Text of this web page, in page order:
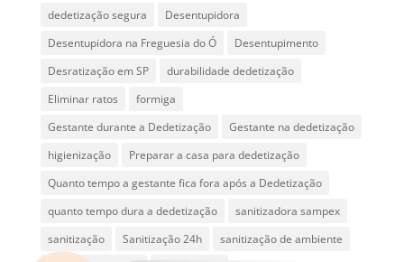
dedetização segura
Desentupidora
Desentupidora na Freguesia do Ó
Desentupimento
Desratização em SP
durabilidade dedetização
Eliminar ratos
formiga
Gestante durante a Dedetização
Gestante na dedetização
higienização
Preparar a casa para dedetização
Quanto tempo a gestante fica fora após a Dedetização
quanto tempo dura a dedetização
sanitizadora sampex
sanitização
Sanitização 24h
sanitização de ambiente